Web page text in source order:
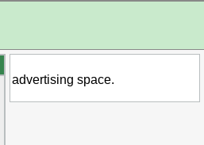
advertising space.